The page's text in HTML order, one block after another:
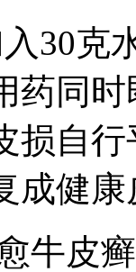
30克
药同
损自
成健
牛皮